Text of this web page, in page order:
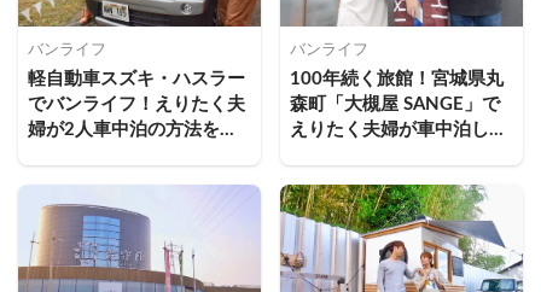
バンライフ
軽自動車スズキ・ハスラー
でバンライフ！えりたく夫
婦が2人車中泊の方法を教
バンライフ
100年続く旅館！宮城県丸
森町「大槻屋 SANGE」で
えりたく夫婦が車中泊して